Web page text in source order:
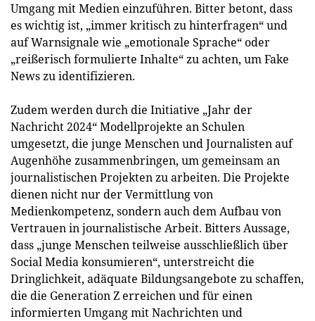
Umgang mit Medien einzuführen. Bitter betont, dass
es wichtig ist, „immer kritisch zu hinterfragen“ und
auf Warnsignale wie „emotionale Sprache“ oder
„reißerisch formulierte Inhalte“ zu achten, um Fake
News zu identifizieren.
Zudem werden durch die Initiative „Jahr der
Nachricht 2024“ Modellprojekte an Schulen
umgesetzt, die junge Menschen und Journalisten auf
Augenhöhe zusammenbringen, um gemeinsam an
journalistischen Projekten zu arbeiten. Die Projekte
dienen nicht nur der Vermittlung von
Medienkompetenz, sondern auch dem Aufbau von
Vertrauen in journalistische Arbeit. Bitters Aussage,
dass „junge Menschen teilweise ausschließlich über
Social Media konsumieren“, unterstreicht die
Dringlichkeit, adäquate Bildungsangebote zu schaffen,
die die Generation Z erreichen und für einen
informierten Umgang mit Nachrichten und